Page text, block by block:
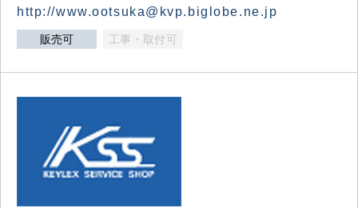
http://www.ootsuka@kvp.biglobe.ne.jp
販売可 工事・取付可